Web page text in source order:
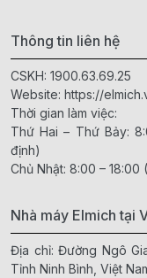
Thông tin liên hệ
CSKH: 1900.63.69.25
Website: https://
Thời gian làm việc:
Thứ Hai – Thứ Bảy:
định)
Chủ Nhật: 8:00 –
Nhà máy Elmich tại
Địa chỉ: Đường Ngô
Tỉnh Ninh Bình, Việt